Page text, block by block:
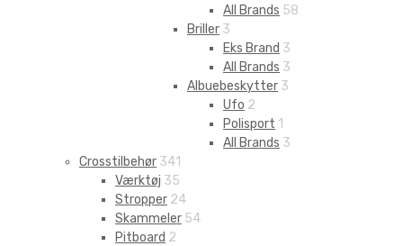
All Brands 58
Briller 3
Eks Brand 3
All Brands 3
Albuebeskytter 3
Ufo 2
Polisport 1
All Brands 3
Crosstilbehør 341
Værktøj 35
Stropper 24
Skammeler 54
Pitboard 2